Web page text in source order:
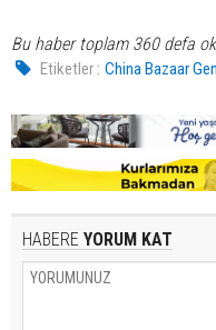
Bu haber toplam 360 defa
Etiketler : China Bazaar
HABERE YORUM KAT